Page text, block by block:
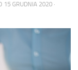
15 GRUDNIA 2020 ·